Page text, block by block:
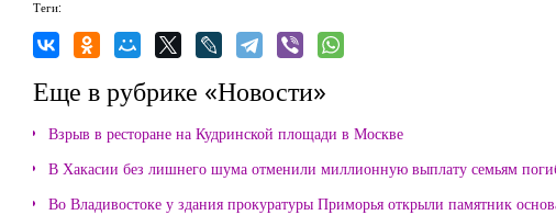
Теги:
Еще в рубрике «Новости»
Взрыв в ресторане на Кудринской площади в Москве
В Хакасии без лишнего шума отменили миллионную выплату семьям
Во Владивостоке у здания прокуратуры Приморья открыли памятник